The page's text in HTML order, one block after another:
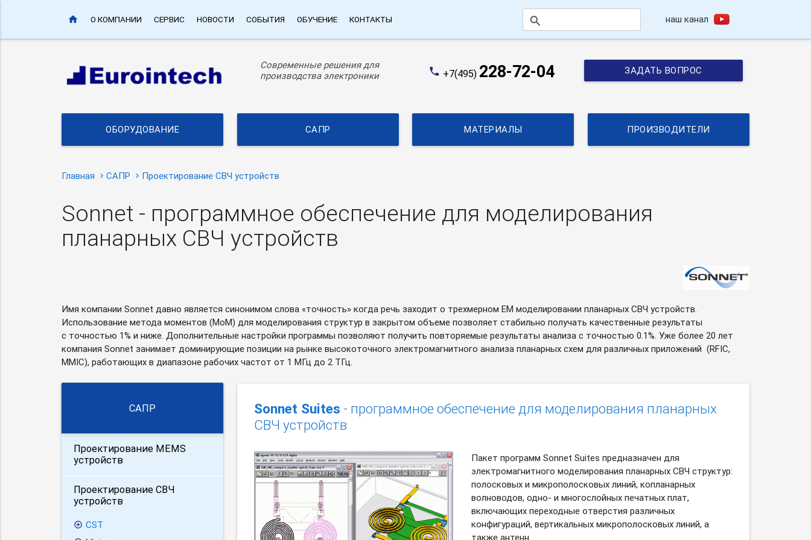
home О КОМПАНИИ СЕРВИС НОВОСТИ СОБЫТИЯ ОБУЧЕНИЕ КОНТАКТЫ search наш канал
Современные решения для
производства электроники
phone +7(495) 228-72-04 ЗАДАТЬ ВОПРОС
ОБОРУДОВАНИЕ САПР МАТЕРИАЛЫ ПРОИЗВОДИТЕЛИ
Главная САПР Проектирование СВЧ устройств
Sonnet - программное обеспечение для моделирования
планарных СВЧ устройств
Имя компании Sonnet давно является синонимом слова «точность» когда речь заходит о трехмерном EM моделировании планарных СВЧ устройств.
Использование метода моментов (MoM) для моделирования структур в закрытом объеме позволяет стабильно получать качественные результаты
с точностью 1% и ниже. Дополнительные настройки программы позволяют получить повторяемые результаты анализа с точностью 0.1%. Уже более 20 лет
компания Sonnet занимает доминирующие позиции на рынке высокоточного электромагнитного анализа планарных схем для различных приложений (RFIC,
MMIC), работающих в диапазоне рабочих частот от 1 МГц до 2 ТГц.
Sonnet Suites - программное обеспечение для моделирования планарных
СВЧ устройств
Пакет программ Sonnet Suites предназначен для
электромагнитного моделирования планарных СВЧ структур:
полосковых и микрополосковых линий, копланарных
волноводов, одно- и многослойных печатных плат,
включающих переходные отверстия различных
конфигураций, вертикальных микрополосковых линий, а
также антенн.
САПР
Проектирование MEMS
устройств
Проектирование СВЧ
устройств
CST